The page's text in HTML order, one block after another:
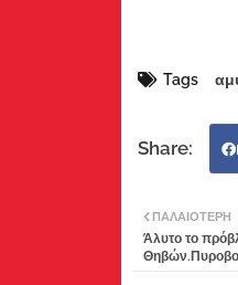
Tags
ΠΑΛΑΙΌΤΕΡΗ
Άλυτο το